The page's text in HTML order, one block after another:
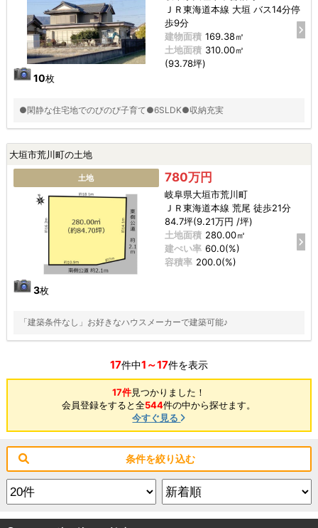
10枚
ＪＲ東海道本線 大垣 バス14分停
歩9分
建物面積 169.38㎡
土地面積 310.00㎡
(93.78坪)
●閑静な住宅地でのびのび子育て●6SLDK●収納充実
大垣市荒川町の土地
土地
3枚
780万円
岐阜県大垣市荒川町
ＪＲ東海道本線 荒尾 徒歩21分
84.7坪(9.21万円 /坪)
土地面積 280.00㎡
建ぺい率 60.0(%)
容積率 200.0(%)
「建築条件なし」お好きなハウスメーカーで建築可能♪
17件中1～17件を表示
17件見つかりました！
会員登録をすると全544件の中から探せます。
今すぐ見る
条件を絞り込む